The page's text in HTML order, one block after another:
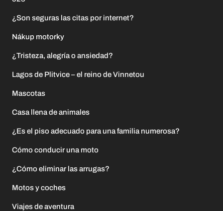
¿Son seguras las citas por internet?
Nákup motorky
¿Tristeza, alegría o ansiedad?
Lagos de Plitvice – el reino de Vinnetou
Mascotas
Casa llena de animales
¿Es el piso adecuado para una familia numerosa?
Cómo conducir una moto
¿Cómo eliminar las arrugas?
Motos y coches
Viajes de aventura